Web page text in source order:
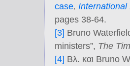
case,
pages 38-64.
[3] Bruno
ministers”, The
[4] Βλ. και Bruno